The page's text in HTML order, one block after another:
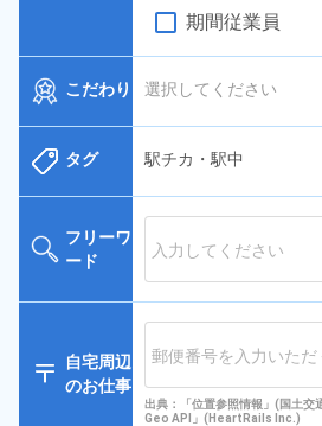
期間従業員
こだわり 選択してください
タグ 駅チカ・駅中
フリーワ
ード
自宅周辺
のお仕事
出典：「位置参照情報」(国土
Geo API」(HeartRails Inc.)